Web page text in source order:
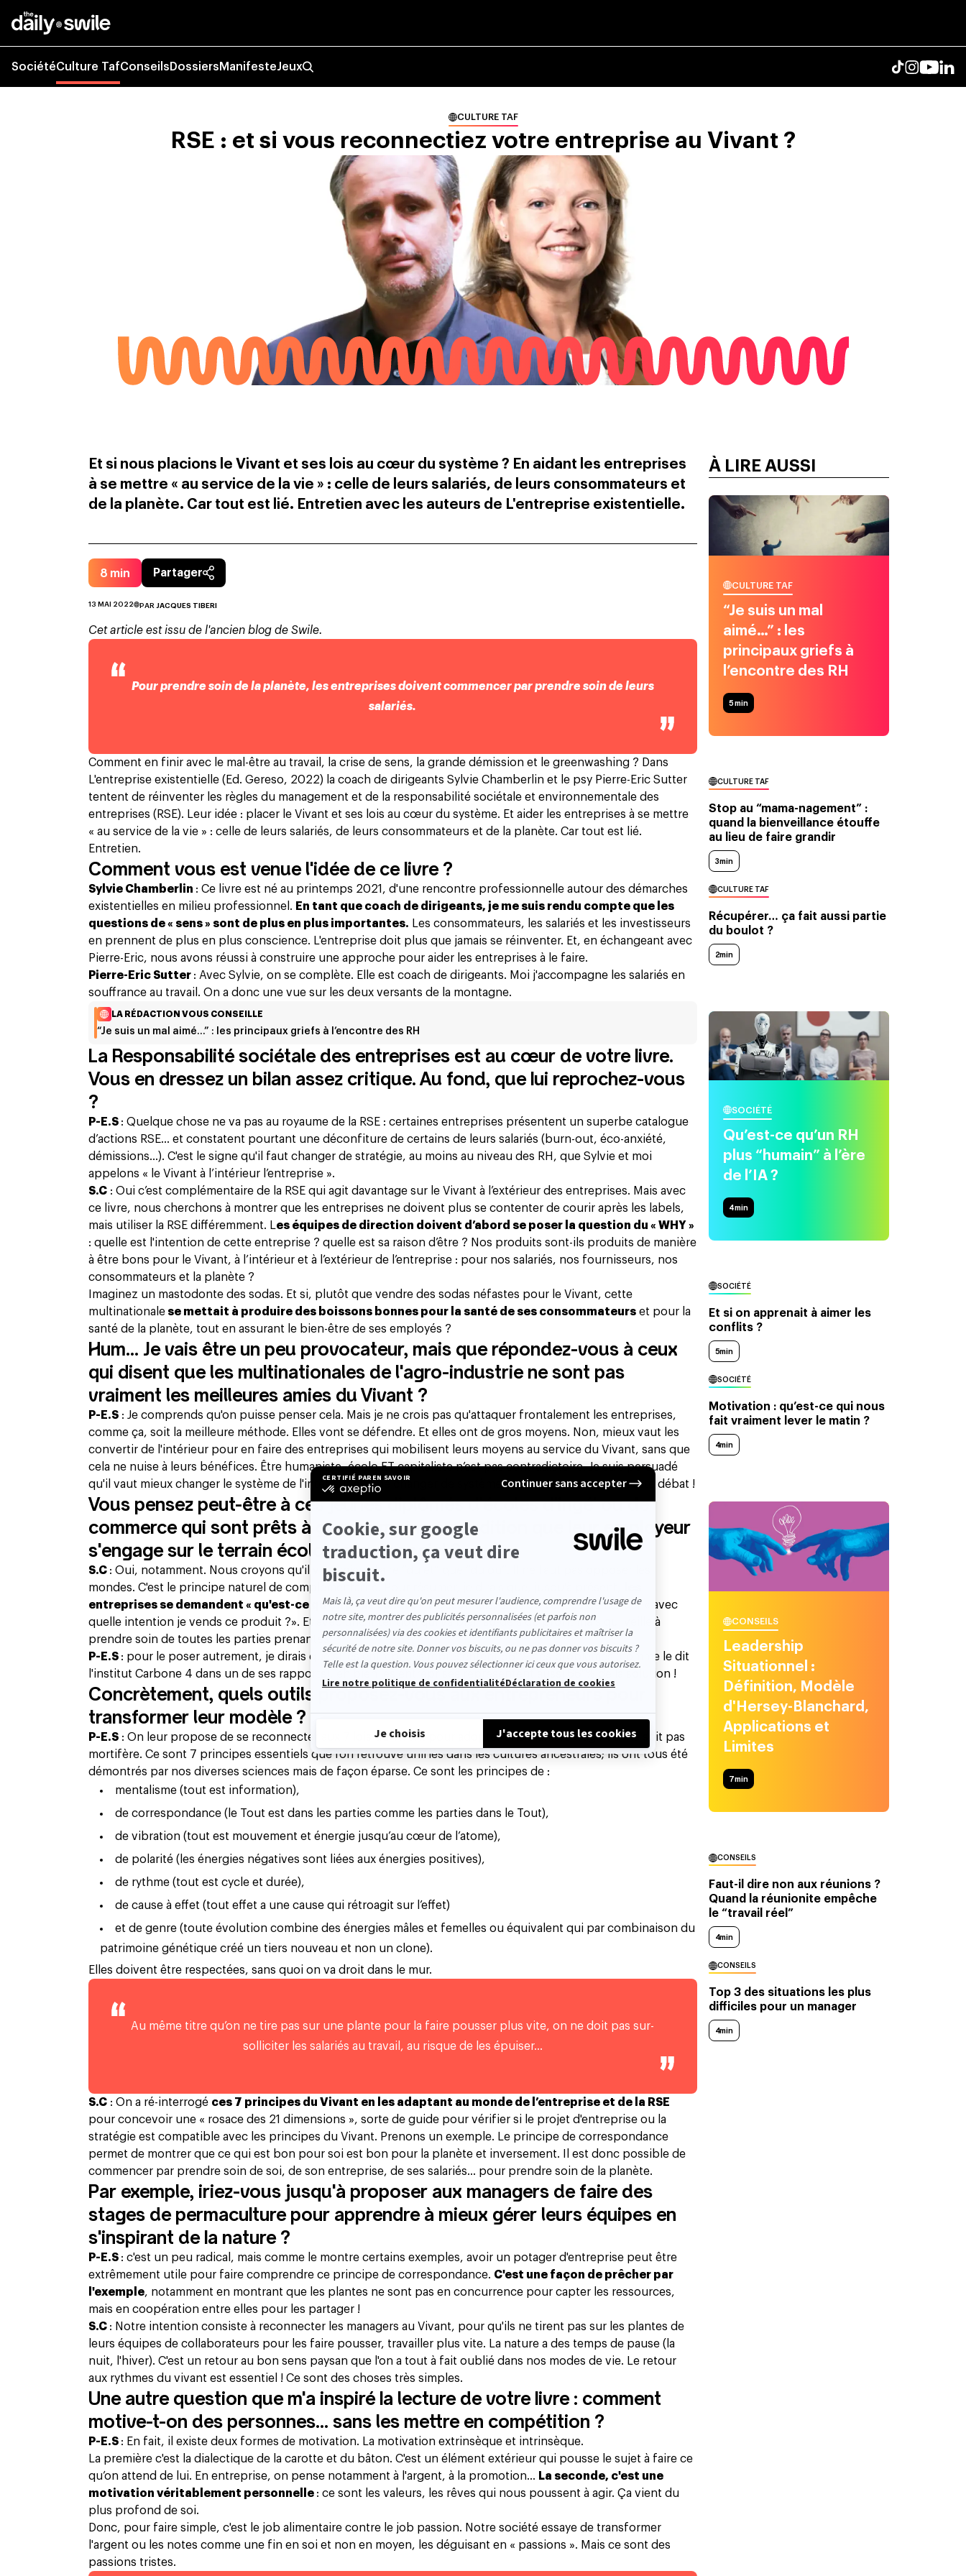
SociétéCulture TafConseils Dossiers ManifesteJeux
CULTURE TAF
RSE : et si vous reconnectiez votre entreprise au Vivant ?
Et si nous placions le Vivant et ses lois au cœur du système ? En aidant les entreprises
à se mettre « au service de la vie » : celle de leurs salariés, de leurs consommateurs et
de la planète. Car tout est lié. Entretien avec les auteurs de L'entreprise existentielle.
8 min Partager
13 MAI 2022 PAR JACQUES TIBERI
Cet article est issu de l'ancien blog de Swile.
Pour prendre soin de la planète, les entreprises doivent commencer par prendre soin de leurs
salariés.
Comment en finir avec le mal-être au travail, la crise de sens, la grande démission et le greenwashing ? Dans
L'entreprise existentielle (Ed. Gereso, 2022) la coach de dirigeants Sylvie Chamberlin et le psy Pierre-Eric Sutter
tentent de réinventer les règles du management et de la responsabilité sociétale et environnementale des
entreprises (RSE). Leur idée : placer le Vivant et ses lois au cœur du système. Et aider les entreprises à se mettre
« au service de la vie » : celle de leurs salariés, de leurs consommateurs et de la planète. Car tout est lié.
Entretien.
Comment vous est venue l'idée de ce livre ?
Sylvie Chamberlin : Ce livre est né au printemps 2021, d'une rencontre professionnelle autour des démarches
existentielles en milieu professionnel. En tant que coach de dirigeants, je me suis rendu compte que les
questions de « sens » sont de plus en plus importantes. Les consommateurs, les salariés et les investisseurs
en prennent de plus en plus conscience. L'entreprise doit plus que jamais se réinventer. Et, en échangeant avec
Pierre-Eric, nous avons réussi à construire une approche pour aider les entreprises à le faire.
Pierre-Eric Sutter : Avec Sylvie, on se complète. Elle est coach de dirigeants. Moi j'accompagne les salariés en
souffrance au travail. On a donc une vue sur les deux versants de la montagne.
LA RÉDACTION VOUS CONSEILLE
“Je suis un mal aimé…” : les principaux griefs à l’encontre des RH
La Responsabilité sociétale des entreprises est au cœur de votre livre.
Vous en dressez un bilan assez critique. Au fond, que lui reprochez-vous
?
P-E.S : Quelque chose ne va pas au royaume de la RSE : certaines entreprises présentent un superbe catalogue
d’actions RSE... et constatent pourtant une déconfiture de certains de leurs salariés (burn-out, éco-anxiété,
démissions...). C'est le signe qu'il faut changer de stratégie, au moins au niveau des RH, que Sylvie et moi
appelons « le Vivant à l’intérieur l’entreprise ».
S.C : Oui c’est complémentaire de la RSE qui agit davantage sur le Vivant à l’extérieur des entreprises. Mais avec
ce livre, nous cherchons à montrer que les entreprises ne doivent plus se contenter de courir après les labels,
mais utiliser la RSE différemment. Les équipes de direction doivent d’abord se poser la question du « WHY »
: quelle est l'intention de cette entreprise ? quelle est sa raison d’être ? Nos produits sont-ils produits de manière
à être bons pour le Vivant, à l’intérieur et à l’extérieur de l’entreprise : pour nos salariés, nos fournisseurs, nos
consommateurs et la planète ?
Imaginez un mastodonte des sodas. Et si, plutôt que vendre des sodas néfastes pour le Vivant, cette
multinationale se mettait à produire des boissons bonnes pour la santé de ses consommateurs et pour la
santé de la planète, tout en assurant le bien-être de ses employés ?
Hum... Je vais être un peu provocateur, mais que répondez-vous à ceux
qui disent que les multinationales de l'agro-industrie ne sont pas
vraiment les meilleures amies du Vivant ?
P-E.S : Je comprends qu'on puisse penser cela. Mais je ne crois pas qu'attaquer frontalement les entreprises,
comme ça, soit la meilleure méthode. Elles vont se défendre. Et elles ont de gros moyens. Non, mieux vaut les
convertir de l'intérieur pour en faire des entreprises qui mobilisent leurs moyens au service du Vivant, sans que
cela ne nuise à leurs bénéfices. Être humaniste, écolo ET capitaliste n’est pas contradictoire. Je suis persuadé
qu'il vaut mieux changer le système de l'intérieur que de changer de système, mais ça c'est un autre vaste débat !
Vous pensez peut-être à ces jeunes diplômés d'écoles d'ingé' ou de
commerce qui sont prêts à gagner moins à condition que leur employeur
s'engage sur le terrain écologique et social ?
S.C : Oui, notamment. Nous croyons qu'il vaut mieux faire “du et” que “du ou”. Il ne faut pas opposer les
mondes. C'est le principe naturel de complémentarité. Pour résumer, je dirais que, jusqu'à présent,
entreprises se demandent « qu'est-ce qu'on peut vendre » ?Désormais, elles doivent se demander « avec
quelle intention je vends ce produit ?». Et avec une intention qui va bien au-delà du profit mais qui veille à
prendre soin de toutes les parties prenantes.
P-E.S : pour le poser autrement, je dirais que si les entreprises représentent 66 % des problèmes (comme le dit
l'institut Carbone 4 dans un de ses rapports), eh bien les entreprises représentent aussi 66 % de la solution !
Concrètement, quels outils proposez-vous aux entrepreneurs pour
transformer leur modèle ?
P-E.S : On leur propose de se reconnecter aux 7 lois du Vivant pour adopter une manière d’agir qui ne soit pas
mortifère. Ce sont 7 principes essentiels que l'on retrouve unifiés dans les cultures ancestrales; ils ont tous été
démontrés par nos diverses sciences mais de façon éparse. Ce sont les principes de :
mentalisme (tout est information),
de correspondance (le Tout est dans les parties comme les parties dans le Tout),
de vibration (tout est mouvement et énergie jusqu’au cœur de l’atome),
de polarité (les énergies négatives sont liées aux énergies positives),
de rythme (tout est cycle et durée),
de cause à effet (tout effet a une cause qui rétroagit sur l’effet)
et de genre (toute évolution combine des énergies mâles et femelles ou équivalent qui par combinaison du
patrimoine génétique créé un tiers nouveau et non un clone).
Elles doivent être respectées, sans quoi on va droit dans le mur.
Au même titre qu’on ne tire pas sur une plante pour la faire pousser plus vite, on ne doit pas sur-
solliciter les salariés au travail, au risque de les épuiser…
S.C : On a ré-interrogé ces 7 principes du Vivant en les adaptant au monde de l’entreprise et de la RSE
pour concevoir une « rosace des 21 dimensions », sorte de guide pour vérifier si le projet d'entreprise ou la
stratégie est compatible avec les principes du Vivant. Prenons un exemple. Le principe de correspondance
permet de montrer que ce qui est bon pour soi est bon pour la planète et inversement. Il est donc possible de
commencer par prendre soin de soi, de son entreprise, de ses salariés... pour prendre soin de la planète.
Par exemple, iriez-vous jusqu'à proposer aux managers de faire des
stages de permaculture pour apprendre à mieux gérer leurs équipes en
s'inspirant de la nature ?
P-E.S : c'est un peu radical, mais comme le montre certains exemples, avoir un potager d'entreprise peut être
extrêmement utile pour faire comprendre ce principe de correspondance. C'est une façon de prêcher par
l'exemple, notamment en montrant que les plantes ne sont pas en concurrence pour capter les ressources,
mais en coopération entre elles pour les partager !
S.C : Notre intention consiste à reconnecter les managers au Vivant, pour qu'ils ne tirent pas sur les plantes de
leurs équipes de collaborateurs pour les faire pousser, travailler plus vite. La nature a des temps de pause (la
nuit, l'hiver). C'est un retour au bon sens paysan que l'on a tout à fait oublié dans nos modes de vie. Le retour
aux rythmes du vivant est essentiel ! Ce sont des choses très simples.
Une autre question que m'a inspiré la lecture de votre livre : comment
motive-t-on des personnes... sans les mettre en compétition ?
P-E.S : En fait, il existe deux formes de motivation. La motivation extrinsèque et intrinsèque.
La première c'est la dialectique de la carotte et du bâton. C'est un élément extérieur qui pousse le sujet à faire ce
qu’on attend de lui. En entreprise, on pense notamment à l'argent, à la promotion… La seconde, c'est une
motivation véritablement personnelle : ce sont les valeurs, les rêves qui nous poussent à agir. Ça vient du
plus profond de soi.
Donc, pour faire simple, c'est le job alimentaire contre le job passion. Notre société essaye de transformer
l'argent ou les notes comme une fin en soi et non en moyen, les déguisant en « passions ». Mais ce sont des
passions tristes.
À LIRE AUSSI
CULTURE TAF
“Je suis un mal
aimé…” : les
principaux griefs à
l’encontre des RH
5min
CULTURE TAF
Stop au “mama-nagement” :
quand la bienveillance étouffe
au lieu de faire grandir
3min
CULTURE TAF
Récupérer… ça fait aussi partie
du boulot ?
2min
SOCIÉTÉ
Qu’est-ce qu’un RH
plus “humain” à l’ère
de l’IA ?
4min
SOCIÉTÉ
Et si on apprenait à aimer les
conflits ?
5min
SOCIÉTÉ
Motivation : qu’est-ce qui nous
fait vraiment lever le matin ?
4min
CONSEILS
Leadership
Situationnel :
Définition, Modèle
d'Hersey-Blanchard,
Applications et
Limites
7min
CONSEILS
Faut-il dire non aux réunions ?
Quand la réunionite empêche
le “travail réel”
4min
CONSEILS
Top 3 des situations les plus
difficiles pour un manager
4min